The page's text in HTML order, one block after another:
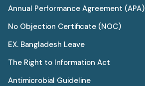
Annual Performance Agreement (APA)
No Objection Certificate (NOC)
EX. Bangladesh Leave
The Right to Information Act
Antimicrobial Guideline